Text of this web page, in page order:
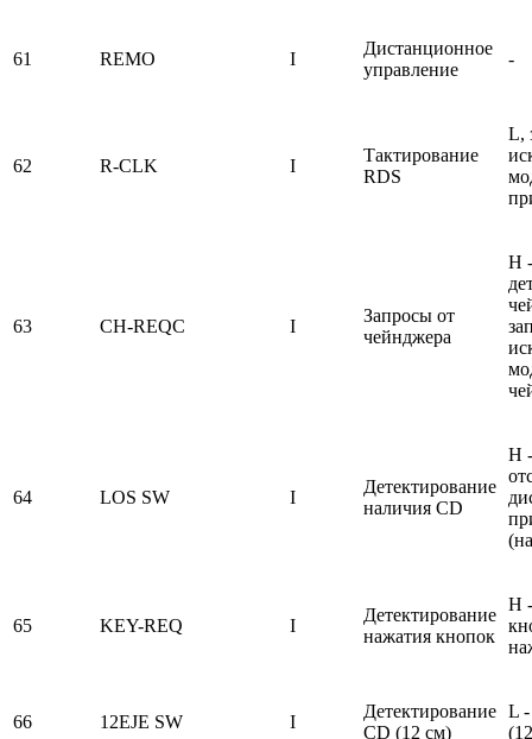
61 REMO I
Дистанционное
управление
-
62 R-CLK I
Тактирование
RDS
L,
63 CH-REQC I
Запросы от
чейнджера
H -
64 LOS SW I
Детектирование
наличия CD
H
65 KEY-REQ I
Детектирование
нажатия кнопок
H
66 12EJE SW I
Детектирование
CD (12 см)
L